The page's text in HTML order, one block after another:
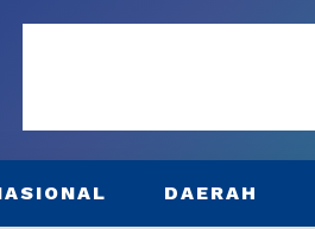
DAERAH